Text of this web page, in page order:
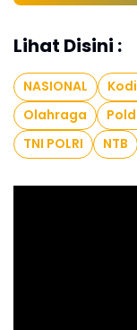
Lihat Disini :
NASIONAL
Olahraga
TNI POLRI
NTB